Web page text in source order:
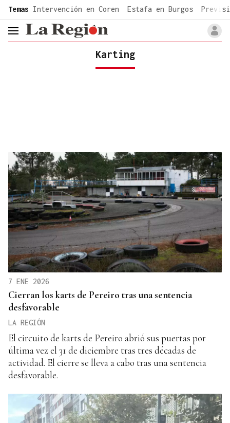
common.go-to-content
Temas Intervención en Coren Estafa en Burgos
header.menu.open
Karting
7 ENE 2026
Cierran los karts de Pereiro tras una sentencia
desfavorable
LA REGIÓN
El circuito de karts de Pereiro abrió sus puertas por
última vez el 31 de diciembre tras tres décadas de
actividad. El cierre se lleva a cabo tras una sentencia
desfavorable.